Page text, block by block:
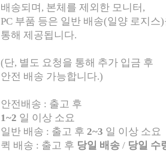
배송되며, 본체를 제외한 모니터,
PC 부품 등은 일반 배송(일양 로지스
통해 제공됩니다.
(단, 별도 요청을 통해 추가 입금 후
안전 배송 가능합니다.)
안전배송 : 출고 후
1~2 일 이상 소요
일반 배송 : 출고 후 2~3 일 이상 소요
퀵 배송 : 출고 후 당일 배송 / 당일 수